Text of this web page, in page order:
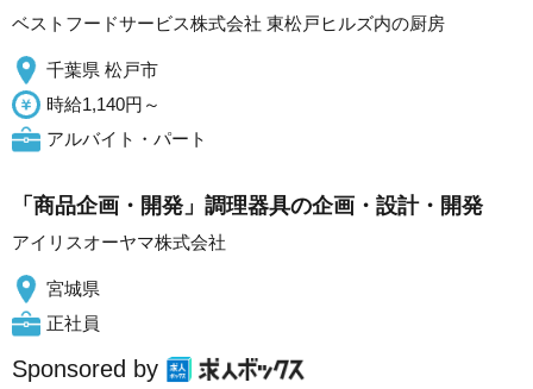
ベストフードサービス株式会社 東松戸ヒルズ内の厨房
千葉県 松戸市
時給1,140円～
アルバイト・パート
「商品企画・開発」調理器具の企画・設計・開発
アイリスオーヤマ株式会社
宮城県
正社員
Sponsored by